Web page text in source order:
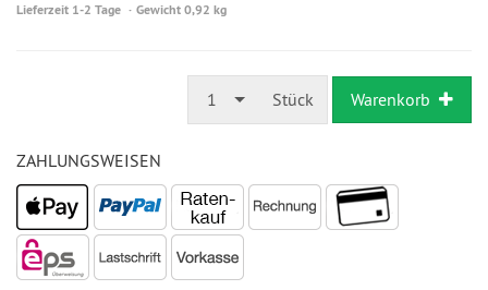
Lieferzeit 1-2 Tage Gewicht 0,92 kg
1 Stück Warenkorb
ZAHLUNGSWEISEN